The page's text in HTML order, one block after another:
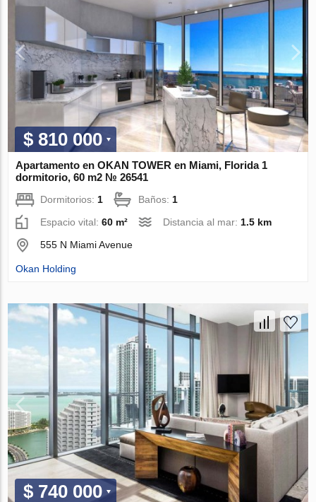
$ 810 000
Apartamento en OKAN TOWER en Miami, Florida 1
dormitorio, 60 m2 № 26541
Dormitorios:1 Baños:1
Espacio vital:60 m² Distancia al mar:1.5 km
555 N Miami Avenue
Okan Holding
$ 740 000